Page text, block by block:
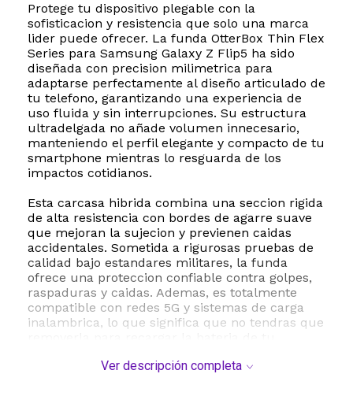
Protege tu dispositivo plegable con la
sofisticacion y resistencia que solo una marca
lider puede ofrecer. La funda OtterBox Thin Flex
Series para Samsung Galaxy Z Flip5 ha sido
diseñada con precision milimetrica para
adaptarse perfectamente al diseño articulado de
tu telefono, garantizando una experiencia de
uso fluida y sin interrupciones. Su estructura
ultradelgada no añade volumen innecesario,
manteniendo el perfil elegante y compacto de tu
smartphone mientras lo resguarda de los
impactos cotidianos.
Esta carcasa hibrida combina una seccion rigida
de alta resistencia con bordes de agarre suave
que mejoran la sujecion y previenen caidas
accidentales. Sometida a rigurosas pruebas de
calidad bajo estandares militares, la funda
ofrece una proteccion confiable contra golpes,
raspaduras y caidas. Ademas, es totalmente
compatible con redes 5G y sistemas de carga
inalambrica, lo que significa que no tendras que
Ver descripción completa